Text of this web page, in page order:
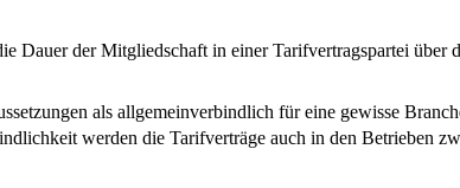
Dauer der Mitgliedschaft in einer Tarifvertragspartei über
als allgemeinverbindlich für eine gewisse
werden die Tarifverträge auch in den Betrieben